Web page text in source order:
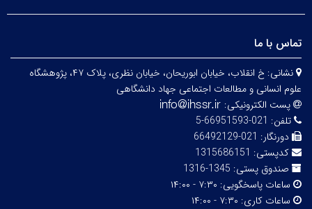
تماس با ما
نشانی:
خ انقلاب، خیابان ابوریحان، خیابان نظری، پلاک ۴۷، پژوهشگاه
علوم انسانی و مطالعات اجتماعی جهاد دانشگاهی
پست الکترونیکی:
تلفن: 021-66951593-5
دورنگار: 021-66492129
کدپستی: 1315686151
صندوق پستی: 1345-1316
ساعات پاسخگویی: ۷:۳۰ - ۱۴:۰۰
ساعات کاری: ۷:۳۰ - ۱۴:۰۰